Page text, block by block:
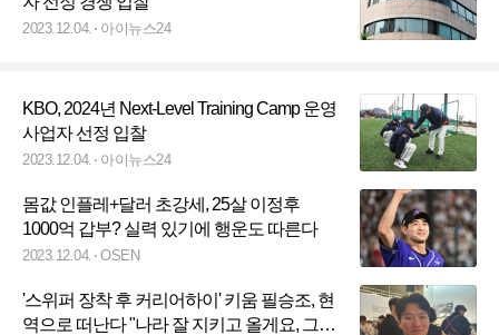
2023.12.04. 아이뉴스24
KBO, 2024년 Next-Level Training Camp 운영
사업자 선정 입찰
2023.12.04. 아이뉴스24
몸값 인플레+달러 초강세, 25살 이정후
1000억 갑부? 실력 있기에 행운도 따른다
2023.12.04. OSEN
'스위퍼 장착 후 커리어하이' 키움 필승조, 현
역으로 떠난다 "나라 잘 지키고 올게요, 그동